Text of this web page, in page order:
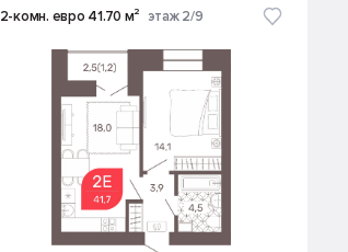
2-комн. евро 41.70 м² этаж 2/9